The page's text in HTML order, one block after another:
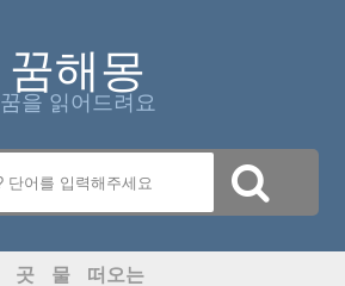
꿈해몽
꿈을 읽어드려요
곳 물 떠오는